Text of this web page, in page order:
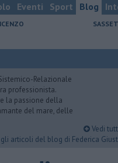
Eventi Sport Blog
Relazionale
professionista.
la passione della
del mare, delle
Vedi
gli articoli del blog di Federica